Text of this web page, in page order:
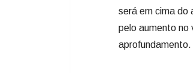
será em cima do
pelo aumento no
aprofundamento.